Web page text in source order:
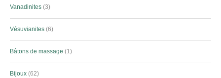
Vanadinites 3
Vésuvianites 6
Bâtons de massage 1
Bijoux 62